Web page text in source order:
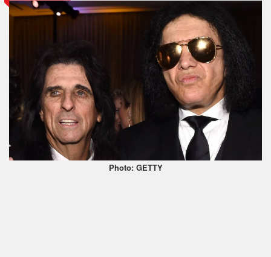
Photo: GETTY